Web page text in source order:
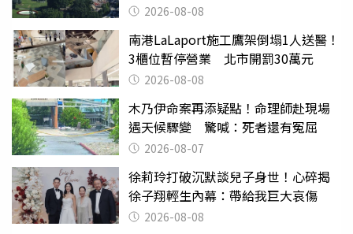
2026-08-08
南港LaLaport施工鷹架倒塌1人送醫！
3櫃位暫停營業 北市開罰30萬元
2026-08-08
木乃伊命案再添疑點！命理師赴現場
遇天候驟變 驚喊：死者還有冤屈
2026-08-07
徐莉玲打破沉默談兒子身世！心碎揭
徐子翔輕生內幕：帶給我巨大哀傷
2026-08-08